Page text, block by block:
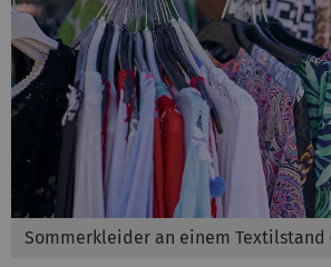
Sommerkleider an einem Textilstand